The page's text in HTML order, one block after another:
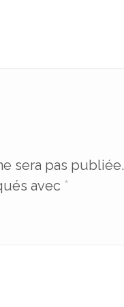
sera pas publiée.
avec *